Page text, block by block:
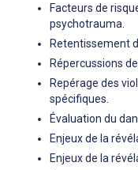
Facteurs de
psychotrauma.
Retentissement
Répercussions
Repérage des
spécifiques.
Évaluation du
Enjeux de la
Enjeux de la